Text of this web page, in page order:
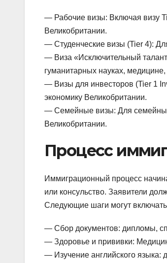
— Рабочие визы: Включая визу
Великобритании.
— Студенческие визы (Tier 4):
— Виза «Исключительный
гуманитарных науках,
— Визы для инвесторов (Tier 1
экономику Великобритании.
— Семейные визы: Для
Великобритании.
Процесс
Иммиграционный процесс
или консульство. Заявители
Следующие шаги могут
— Сбор документов: дипломы,
— Здоровье и прививки:
— Изучение английского языка: